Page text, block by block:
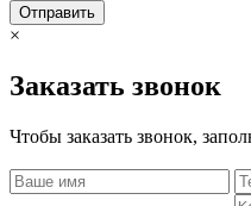
Отправить
×
Заказать звонок
Чтобы заказать звонок,